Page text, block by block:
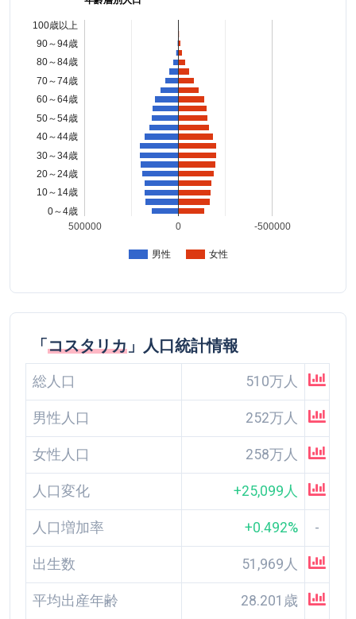
男性 女性
500000 0 -500000
0～4歳
10～14歳
20～24歳
30～34歳
40～44歳
50～54歳
60～64歳
70～74歳
80～84歳
90～94歳
100歳以上
「コスタリカ」人口統計情報
総人口 510万人
男性人口 252万人
女性人口 258万人
人口変化 +25,099人
人口増加率 +0.492% -
出生数 51,969人
平均出産年齢 28.201歳